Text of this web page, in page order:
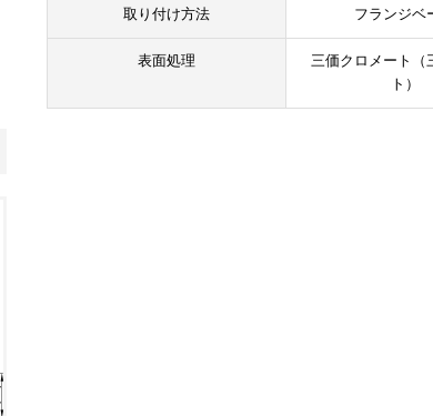
取り付け方法 フランジベ
表面処理
三価クロメート（
ト）